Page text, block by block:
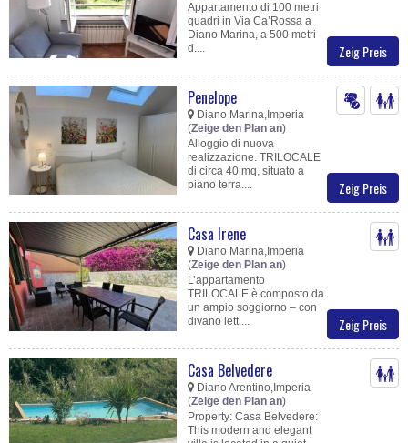
Zeig Preis
Appartamento di 100 metri
quadri in Via Ca’Rossa a
Diano Marina, a 500 metri
d....
Zeig Preis
Penelope
Diano Marina,Imperia
(Zeige den Plan an)
Alloggio di nuova
realizzazione. TRILOCALE
di circa 40 mq, situato a
piano terra....
Zeig Preis
Casa Irene
Diano Marina,Imperia
(Zeige den Plan an)
L’appartamento
TRILOCALE è composto da
un ampio soggiorno – con
divano lett....
Casa Belvedere
Diano Arentino,Imperia
(Zeige den Plan an)
Property: Casa Belvedere:
This modern and elegant